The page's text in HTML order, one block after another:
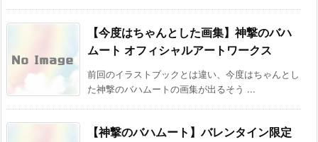
【今度はちゃんとした画集】神撃のバハ
ムート オフィシャルアートワークス
前回のイラストブックとは違い、今度はちゃんとし
た神撃のバハムートの画集が出るそう ...
【神撃のバハムート】バレンタイン限定